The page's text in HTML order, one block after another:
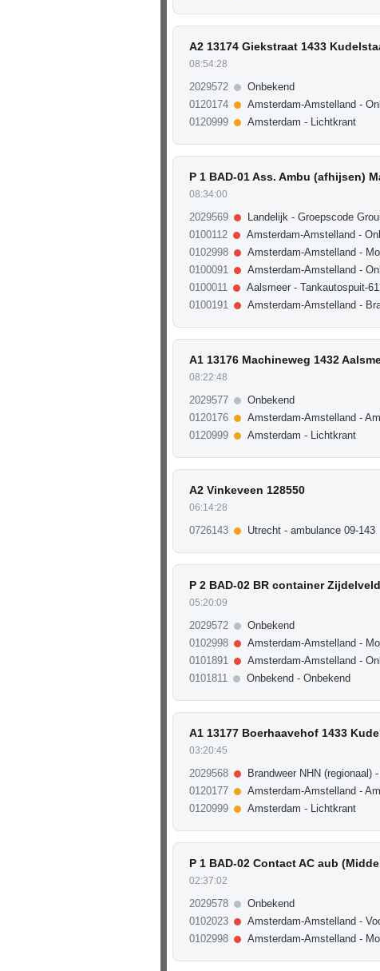
A2 13174 Giekstraat 1433
08:54:28
2029572
Onbekend
0120174
Amsterdam-Amstelland -
0120999
Amsterdam - Lichtkrant
P 1 BAD-01 Ass. Ambu (afhijsen)
08:34:00
2029569
Landelijk - Groepscode
0100112
Amsterdam-Amstelland -
0102998
Amsterdam-Amstelland -
0100091
Amsterdam-Amstelland -
0100011
Aalsmeer - Tankautospuit-
0100191
Amsterdam-Amstelland -
A1 13176 Machineweg 1432
08:22:48
2029577
Onbekend
0120176
Amsterdam-Amstelland -
0120999
Amsterdam - Lichtkrant
A2 Vinkeveen 128550
06:14:28
0726143 Utrecht - ambulance 09-143
P 2 BAD-02 BR container
05:20:09
2029572
Onbekend
0102998
Amsterdam-Amstelland -
0101891
Amsterdam-Amstelland -
0101811
Onbekend - Onbekend
A1 13177 Boerhaavehof 1433
03:20:45
2029568
Brandweer NHN (regionaal)
0120177
Amsterdam-Amstelland -
0120999
Amsterdam - Lichtkrant
P 1 BAD-02 Contact AC aub
02:37:02
2029578
Onbekend
0102023
Amsterdam-Amstelland -
0102998
Amsterdam-Amstelland -